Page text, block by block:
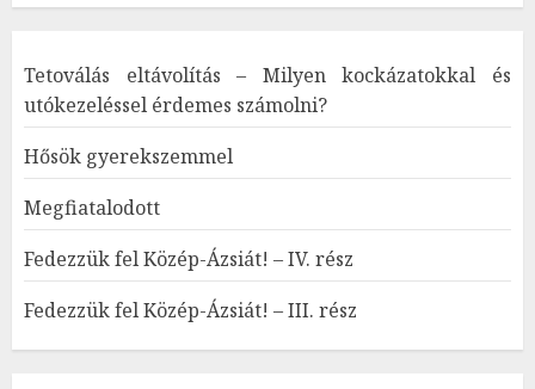
Tetoválás eltávolítás – Milyen kockázatokkal és
utókezeléssel érdemes számolni?
Hősök gyerekszemmel
Megfiatalodott
Fedezzük fel Közép-Ázsiát! – IV. rész
Fedezzük fel Közép-Ázsiát! – III. rész